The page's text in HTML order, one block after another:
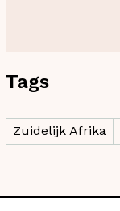
Tags
Zuidelijk Afrika